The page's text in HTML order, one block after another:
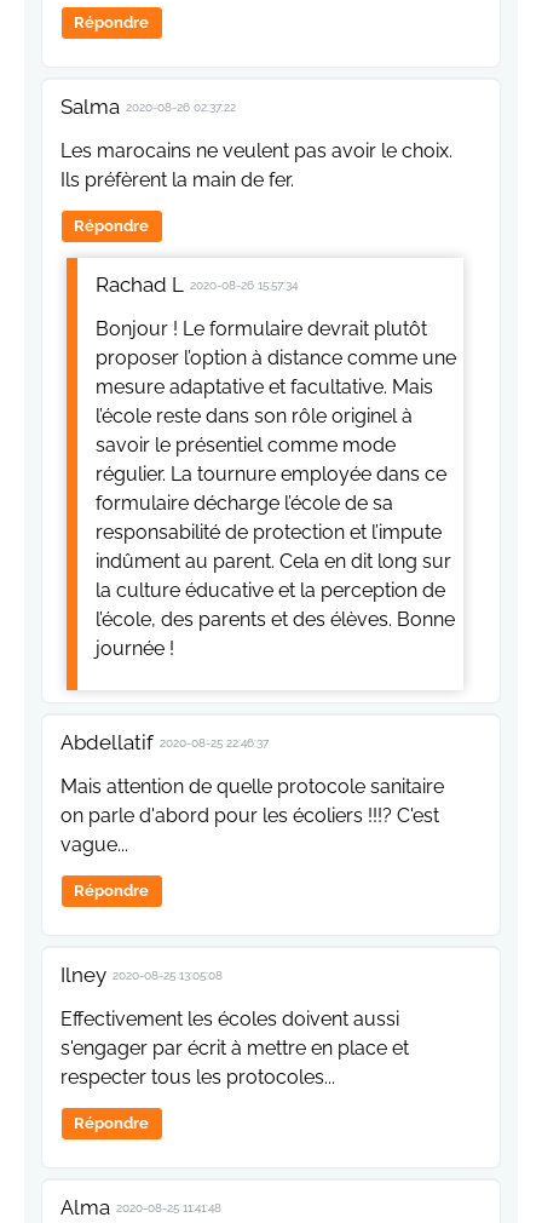
Répondre
Salma 2020-08-26 02:37:22
Les marocains ne veulent pas avoir le choix.
Ils préfèrent la main de fer.
Répondre
Rachad L 2020-08-26 15:57:34
Bonjour ! Le formulaire devrait plutôt
proposer l’option à distance comme une
mesure adaptative et facultative. Mais
l’école reste dans son rôle originel à
savoir le présentiel comme mode
régulier. La tournure employée dans ce
formulaire décharge l’école de sa
responsabilité de protection et l’impute
indûment au parent. Cela en dit long sur
la culture éducative et la perception de
l’école, des parents et des élèves. Bonne
journée !
Abdellatif 2020-08-25 22:46:37
Mais attention de quelle protocole sanitaire
on parle d'abord pour les écoliers !!!? C'est
vague...
Répondre
Ilney 2020-08-25 13:05:08
Effectivement les écoles doivent aussi
s'engager par écrit à mettre en place et
respecter tous les protocoles...
Répondre
Alma 2020-08-25 11:41:48